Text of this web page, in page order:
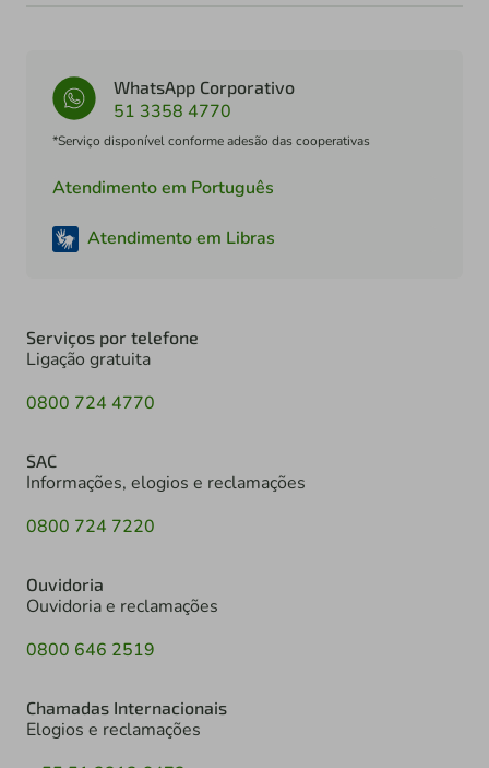
WhatsApp Corporativo
51 3358 4770
*Serviço disponível conforme adesão das cooperativas
Atendimento em Português
Atendimento em Libras
Serviços por telefone
Ligação gratuita
0800 724 4770
SAC
Informações, elogios e reclamações
0800 724 7220
Ouvidoria
Ouvidoria e reclamações
0800 646 2519
Chamadas Internacionais
Elogios e reclamações